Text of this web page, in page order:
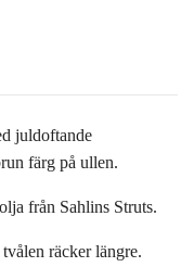
juldoftande
färg på ullen.
från Sahlins Struts.
räcker längre.